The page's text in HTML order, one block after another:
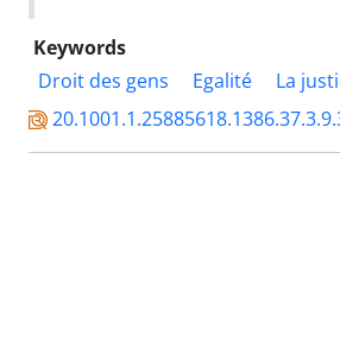
Keywords
Droit des gens
Egalité La